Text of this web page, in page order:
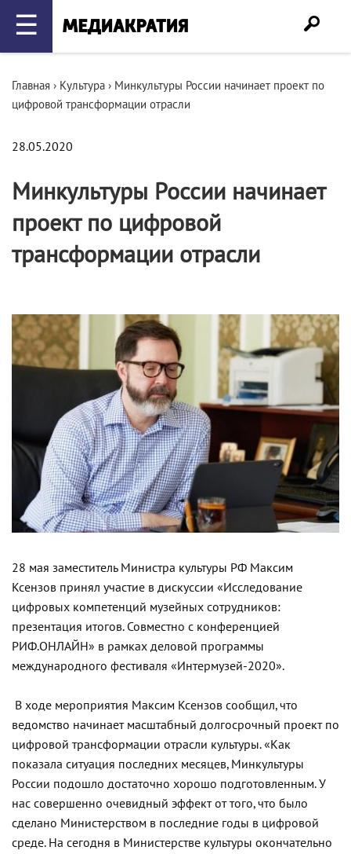
☰
Главная › Культура › Минкультуры России начинает проект по
цифровой трансформации отрасли
28.05.2020
Минкультуры России начинает
проект по цифровой
трансформации отрасли
28 мая заместитель Министра культуры РФ Максим
Ксензов принял участие в дискуссии «Исследование
цифровых компетенций музейных сотрудников:
презентация итогов. Совместно с конференцией
РИФ.ОНЛАЙН» в рамках деловой программы
международного фестиваля «Интермузей-2020».
В ходе мероприятия Максим Ксензов сообщил, что
ведомство начинает масштабный долгосрочный проект по
цифровой трансформации отрасли культуры. «Как
показала ситуация последних месяцев, Минкультуры
России подошло достаточно хорошо подготовленным. У
нас совершенно очевидный эффект от того, что было
сделано Министерством в последние годы в цифровой
среде. На сегодня в Министерстве культуры окончательно